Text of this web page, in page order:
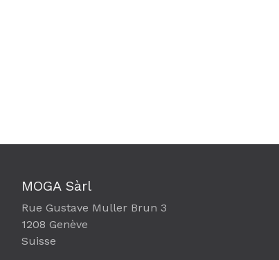
MOGA Sàrl
Rue Gustave Muller Brun 3
1208 Genève
Suisse